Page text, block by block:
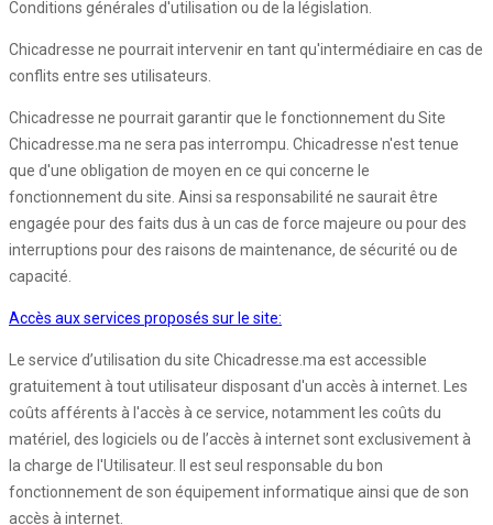
Conditions générales d'utilisation ou de la législation.
Chicadresse ne pourrait intervenir en tant qu'intermédiaire en cas de
conflits entre ses utilisateurs.
Chicadresse ne pourrait garantir que le fonctionnement du Site
Chicadresse.ma ne sera pas interrompu. Chicadresse n'est tenue
que d'une obligation de moyen en ce qui concerne le
fonctionnement du site. Ainsi sa responsabilité ne saurait être
engagée pour des faits dus à un cas de force majeure ou pour des
interruptions pour des raisons de maintenance, de sécurité ou de
capacité.
Accès aux services proposés sur le site:
Le service d’utilisation du site Chicadresse.ma est accessible
gratuitement à tout utilisateur disposant d'un accès à internet. Les
coûts afférents à l'accès à ce service, notamment les coûts du
matériel, des logiciels ou de l’accès à internet sont exclusivement à
la charge de l'Utilisateur. Il est seul responsable du bon
fonctionnement de son équipement informatique ainsi que de son
accès à internet.